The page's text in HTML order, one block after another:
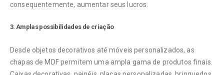
consequentemente, aumentar seus lucros.
3. Amplas possibilidades de criação
Desde objetos decorativos até móveis personalizados, as
chapas de MDF permitem uma ampla gama de produtos finais.